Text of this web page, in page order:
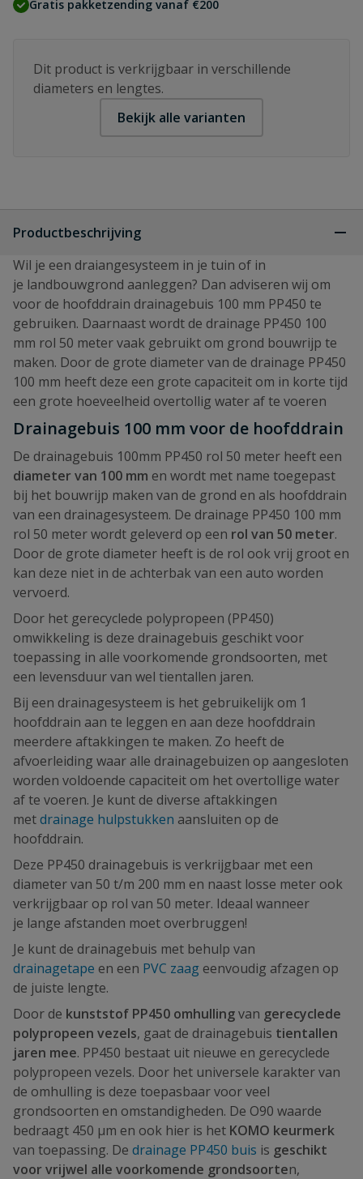
Gratis pakketzending vanaf €200
Dit product is verkrijgbaar in verschillende
diameters en lengtes.
Bekijk alle varianten
Productbeschrijving
Wil je een draiangesysteem in je tuin of in
je landbouwgrond aanleggen? Dan adviseren wij om
voor de hoofddrain drainagebuis 100 mm PP450 te
gebruiken. Daarnaast wordt de drainage PP450 100
mm rol 50 meter vaak gebruikt om grond bouwrijp te
maken. Door de grote diameter van de drainage PP450
100 mm heeft deze een grote capaciteit om in korte tijd
een grote hoeveelheid overtollig water af te voeren
Drainagebuis 100 mm voor de hoofddrain
De drainagebuis 100mm PP450 rol 50 meter heeft een
diameter van 100 mm en wordt met name toegepast
bij het bouwrijp maken van de grond en als hoofddrain
van een drainagesysteem. De drainage PP450 100 mm
rol 50 meter wordt geleverd op een rol van 50 meter.
Door de grote diameter heeft is de rol ook vrij groot en
kan deze niet in de achterbak van een auto worden
vervoerd.
Door het gerecyclede polypropeen (PP450)
omwikkeling is deze drainagebuis geschikt voor
toepassing in alle voorkomende grondsoorten, met
een levensduur van wel tientallen jaren.
Bij een drainagesysteem is het gebruikelijk om 1
hoofddrain aan te leggen en aan deze hoofddrain
meerdere aftakkingen te maken. Zo heeft de
afvoerleiding waar alle drainagebuizen op aangesloten
worden voldoende capaciteit om het overtollige water
af te voeren. Je kunt de diverse aftakkingen
metdrainage hulpstukken aansluiten op de
hoofddrain.
Deze PP450 drainagebuis is verkrijgbaar met een
diameter van 50 t/m 200 mm en naast losse meter ook
verkrijgbaar op rol van 50 meter. Ideaal wanneer
je lange afstanden moet overbruggen!
Je kunt de drainagebuis met behulp van
drainagetape en een PVC zaag eenvoudig afzagen op
de juiste lengte.
Door de kunststof PP450 omhullingvan gerecyclede
polypropeen vezels, gaat de drainagebuis tientallen
jaren mee. PP450 bestaat uit nieuwe en gerecyclede
polypropeen vezels. Door het universele karakter van
de omhulling is deze toepasbaar voor veel
grondsoorten en omstandigheden. De O90 waarde
bedraagt 450 µm en ook hier is het KOMO keurmerk
van toepassing. De drainage PP450 buis is geschikt
voor vrijwel alle voorkomende grondsoorten,